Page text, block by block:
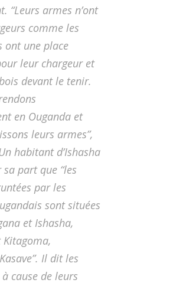
“Leurs armes n’ont
comme les
ont une place
leur chargeur et
devant le tenir.
en Ouganda et
leurs armes”,
habitant d’Ishasha
part que “les
par les
sont situées
et Ishasha,
Il dit les
cause de leurs